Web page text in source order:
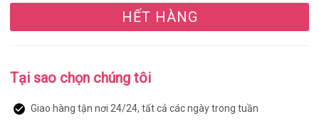
HẾT HÀNG
Tại sao chọn chúng tôi
Giao hàng tận nơi 24/24, tất cả các ngày trong tuần